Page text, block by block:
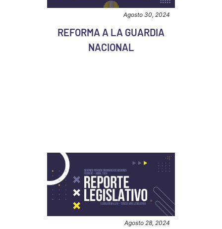
Agosto 30, 2024
REFORMA A LA GUARDIA
NACIONAL
Agosto 28, 2024